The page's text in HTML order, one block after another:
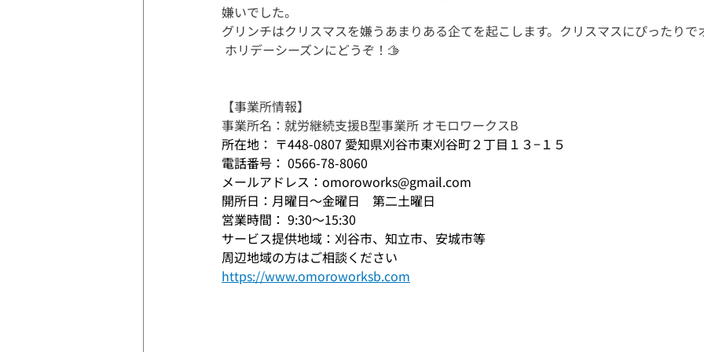
嫌いでした。
グリンチはクリスマスを嫌うあまりある企てを起こします。クリスマスにぴったりで
ホリデーシーズンにどうぞ！🫱
【事業所情報】
事業所名：就労継続支援B型事業所 オモロワークスB
所在地： 〒448-0807 愛知県刈谷市東刈谷町２丁目１３−１５​
電話番号： 0566-78-8060
メールアドレス：omoroworks@gmail.com
開所日：月曜日〜金曜日　第二土曜日
​営業時間： 9:30〜15:30
サービス提供地域：刈谷市、知立市、安城市等
周辺地域の方はご相談ください
https://www.omoroworksb.com